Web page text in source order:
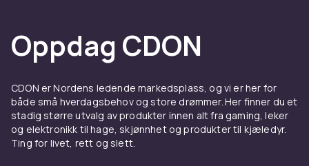
Oppdag CDON
CDON er Nordens ledende markedsplass, og vi er her for
både små hverdagsbehov og store drømmer. Her finner du et
stadig større utvalg av produkter innen alt fra gaming, leker
og elektronikk til hage, skjønnhet og produkter til kjæledyr.
Ting for livet, rett og slett.